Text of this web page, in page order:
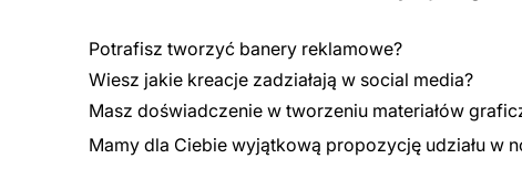
Potrafisz tworzyć banery reklamowe?
Wiesz jakie kreacje zadziałają w social media?
Masz doświadczenie w tworzeniu materiałów
Mamy dla Ciebie wyjątkową propozycję udziału w